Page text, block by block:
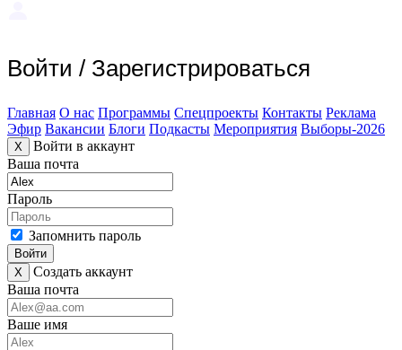
Войти / Зарегистрироваться
Главная О нас Программы Спецпроекты Контакты Реклама
Эфир Вакансии Блоги Подкасты Мероприятия Выборы-2026
X
Войти в аккаунт
Ваша почта
Пароль
Запомнить пароль
Войти
X
Создать аккаунт
Ваша почта
Ваше имя